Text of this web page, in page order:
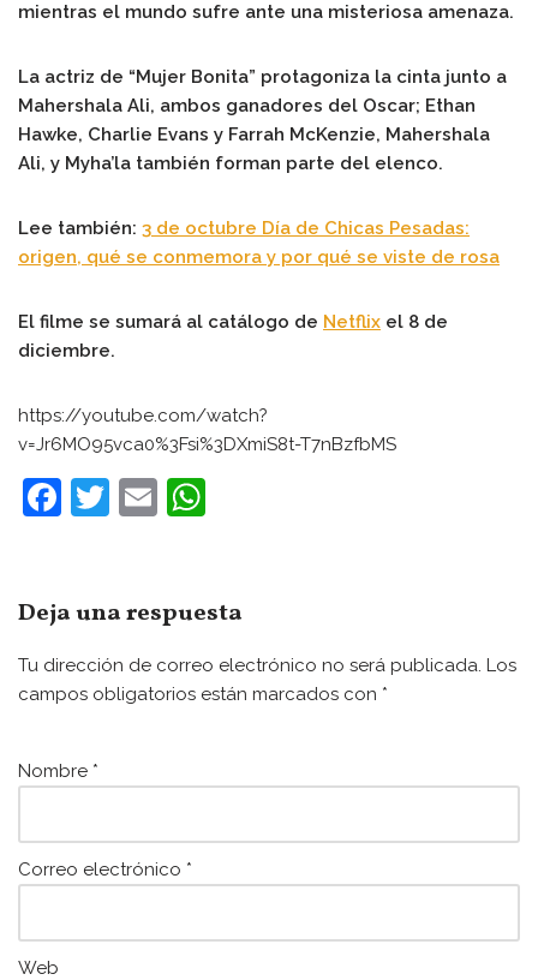
mientras el mundo sufre ante una misteriosa amenaza.
La actriz de “Mujer Bonita” protagoniza la cinta junto a
Mahershala Ali, ambos ganadores del Oscar; Ethan
Hawke, Charlie Evans y Farrah McKenzie, Mahershala
Ali, y Myha’la también forman parte del elenco.
Lee también: 3 de octubre Día de Chicas Pesadas:
origen, qué se conmemora y por qué se viste de rosa
El filme se sumará al catálogo de Netflix el 8 de
diciembre.
https://youtube.com/watch?
v=Jr6MO95vca0%3Fsi%3DXmiS8t-T7nBzfbMS
F
e
b
o
k
T
er
E
l
s
A
p
Deja una respuesta
Tu dirección de correo electrónico no será publicada. Los
campos obligatorios están marcados con *
Nombre *
Correo electrónico *
Web